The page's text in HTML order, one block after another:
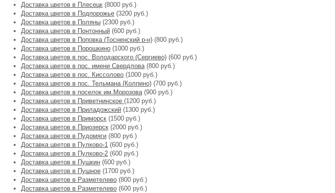
Доставка цветов в Плесецк (8000 руб.)
Доставка цветов в Подпорожье (3200 руб.)
Доставка цветов в Поляны (2300 руб.)
Доставка цветов в Понтонный (600 руб.)
Доставка цветов в Поповка (Тосненский р-н) (800 руб.)
Доставка цветов в Порошкино (1000 руб.)
Доставка цветов в пос. Володарского (Сергиево) (600 руб.)
Доставка цветов в пос. имени Свердлова(800 руб.)
Доставка цветов в пос. Киссолово (1000 руб.)
Доставка цветов в пос. Тельмана (Колпино) (700 руб.)
Доставка цветов в поселок им.Морозова(900 руб.)
Доставка цветов в Приветнинское (1200 руб.)
Доставка цветов в Приладожский (1300 руб.)
Доставка цветов в Приморск (1500 руб.)
Доставка цветов в Приозерск (2000 руб.)
Доставка цветов в Пудомяги (800 руб.)
Доставка цветов в Пулково-1 (600 руб.)
Доставка цветов в Пулково-2 (600 руб.)
Доставка цветов в Пушкин (600 руб.)
Доставка цветов в Пушное (1700 руб.)
Доставка цветов в Разметелево (800 руб.)
Доставка цветов в Разметелево (600 руб.)